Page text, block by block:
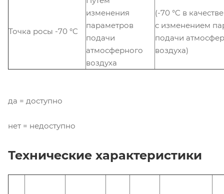
Точка росы -70 °C
изменения
параметров
подачи
атмосферного
воздуха
(-70 °C в
с изменением
подачи
воздуха)
да = доступно
нет = недоступно
Технические характеристики